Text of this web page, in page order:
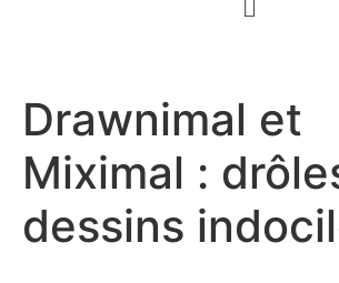
Drawnimal et
Miximal :
dessins